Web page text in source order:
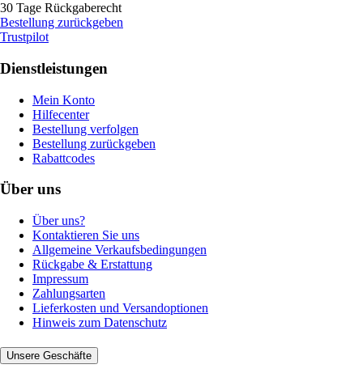
30 Tage Rückgaberecht
Bestellung zurückgeben
Trustpilot
Dienstleistungen
Mein Konto
Hilfecenter
Bestellung verfolgen
Bestellung zurückgeben
Rabattcodes
Über uns
Über uns?
Kontaktieren Sie uns
Allgemeine Verkaufsbedingungen
Rückgabe & Erstattung
Impressum
Zahlungsarten
Lieferkosten und Versandoptionen
Hinweis zum Datenschutz
Unsere Geschäfte